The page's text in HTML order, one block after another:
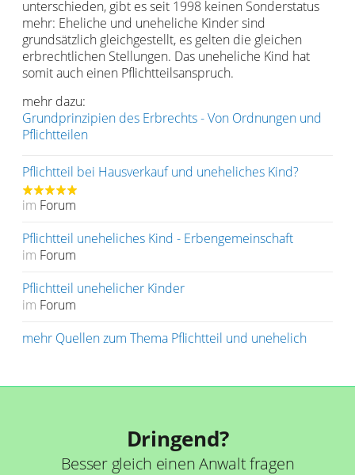
unterschieden, gibt es seit 1998 keinen Sonderstatus
mehr: Eheliche und uneheliche Kinder sind
grundsätzlich gleichgestellt, es gelten die gleichen
erbrechtlichen Stellungen. Das uneheliche Kind hat
somit auch einen Pflichtteilsanspruch.
mehr dazu:
Grundprinzipien des Erbrechts - Von Ordnungen und
Pflichtteilen
Pflichtteil bei Hausverkauf und uneheliches Kind?
im Forum
Pflichtteil uneheliches Kind - Erbengemeinschaft
im Forum
Pflichtteil unehelicher Kinder
im Forum
mehr Quellen zum Thema Pflichtteil und unehelich
Dringend?
Besser gleich einen Anwalt fragen